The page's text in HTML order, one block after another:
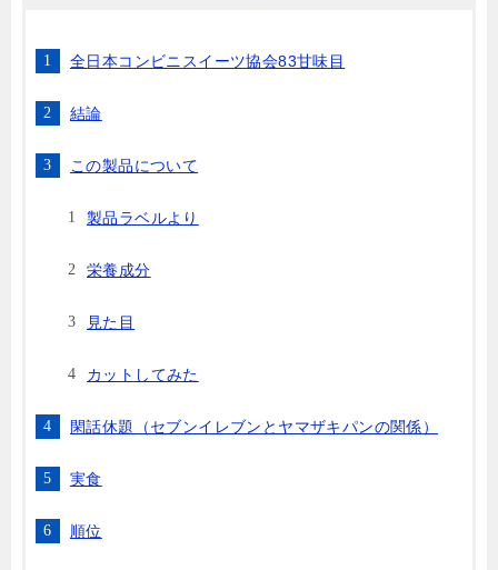
全日本コンビニスイーツ協会83甘味目
結論
この製品について
製品ラベルより
栄養成分
見た目
カットしてみた
閑話休題（セブンイレブンとヤマザキパンの関係）
実食
順位